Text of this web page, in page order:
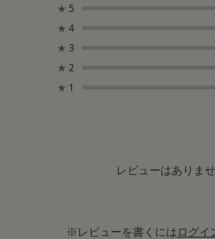
★ 5
★ 4
★ 3
★ 2
★ 1
レビューはありませ
※レビューを書くにはログイ